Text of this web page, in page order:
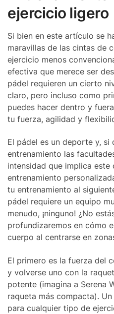
ejercicio ligero
Si bien en este artículo se
maravillas de las cintas de
ejercicio menos
efectiva que merece ser
pádel requieren un cierto
claro, pero incluso como
puedes hacer dentro y
tu fuerza, agilidad y
El pádel es un deporte y, si
entrenamiento las
intensidad que implica
entrenamiento
tu entrenamiento al
pádel requiere un equipo
menudo, ¡ninguno! ¿No
profundizaremos en cómo
cuerpo al centrarse en
El primero es la fuerza del
y volverse uno con la
potente (imagina a Serena
raqueta más compacta).
para cualquier tipo de